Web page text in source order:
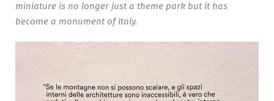
miniature is no longer just a theme park but it has
become a monument of Italy.